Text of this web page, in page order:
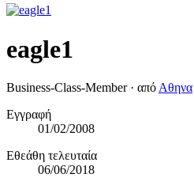
eagle1
Business-Class-Member · από Αθηνα
Εγγραφή
01/02/2008
Εθεάθη τελευταία
06/06/2018